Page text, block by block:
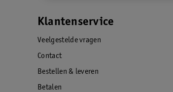
Klantenservice
Veelgestelde vragen
Contact
Bestellen & leveren
Betalen